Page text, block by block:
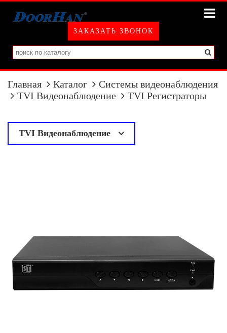
ЗАКАЗАТЬ ЗВОНОК
Главная Каталог
Системы видеонаблюдения
TVI Видеонаблюдение
TVI Регистраторы
TVI Видеонаблюдение